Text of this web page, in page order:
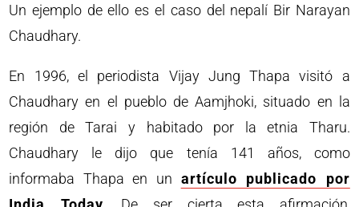
Un ejemplo de ello es el caso del nepalí Bir Narayan
Chaudhary.
En 1996, el periodista Vijay Jung Thapa visitó a
Chaudhary en el pueblo de Aamjhoki, situado en la
región de Tarai y habitado por la etnia Tharu.
Chaudhary le dijo que tenía 141 años, como
informaba Thapa en un artículo publicado por